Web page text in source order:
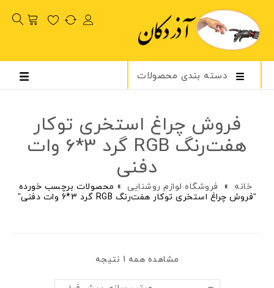
دسته بندی محصولات
فروش چراغ استخری توکار
هفت‌رنگ RGB گرد 3*6 وات
دفنی
خانه » فروشگاه لوازم روشنایی » محصولات برچسب خورده
“فروش چراغ استخری توکار هفت‌رنگ RGB گرد 3*6 وات دفنی”
مشاهده همه 1 نتیجه